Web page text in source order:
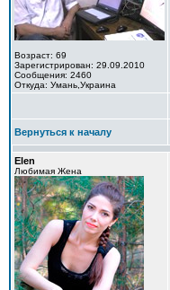
Возраст: 69
Зарегистрирован: 29.09.2010
Сообщения: 2460
Откуда: Умань,Украина
Вернуться к началу
Elen
Любимая Жена